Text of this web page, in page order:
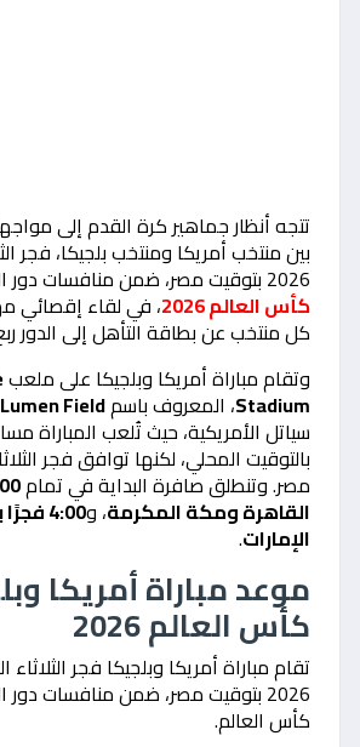
تتجه أنظار جماهير كرة القدم إلى
2026 بتوقيت مصر، ضمن منافسات دور الـ16 من بطولة
كأس العالم 2026 ، في لقاء إقصائي
كل منتخب عن بطاقة التأهل إلى الدور
وتقام مباراة أمريكا وبلجيكا على ملعب
Stadium، المعروف باسمLumen Field
مصر. وتنطلق صافرة البداية في تمام
القاهرة ومكة المكرمة، و 4:00
الإمارات.
موعد مباراة أمريكا
كأس العالم 2026
كأس العالم.